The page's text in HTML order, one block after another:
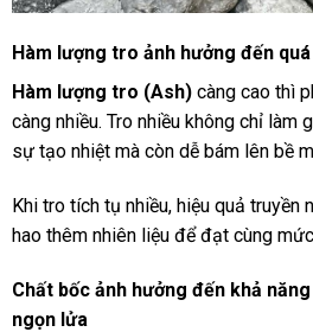
Hàm lượng tro ảnh hưởng đến
Hàm lượng tro (Ash)càng cao thì
càng nhiều. Tro nhiều không chỉ làm
sự tạo nhiệt mà còn dễ bám lên bề
Khi tro tích tụ nhiều, hiệu quả truyền
hao thêm nhiên liệu để đạt cùng
Chất bốc ảnh hưởng đến khả
ngọn lửa